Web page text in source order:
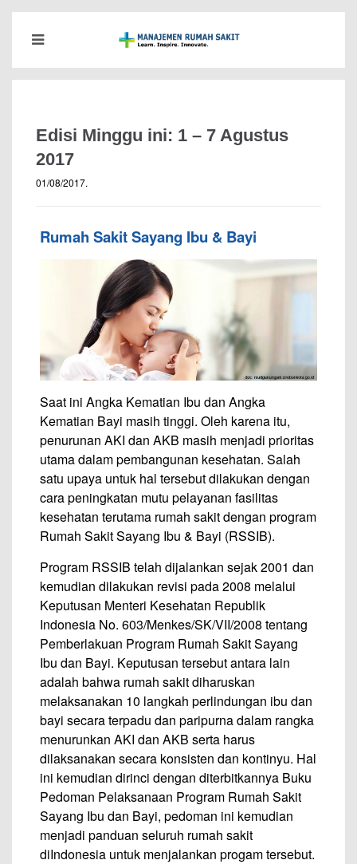
Edisi Minggu ini: 1 – 7 Agustus
2017
01/08/2017.
Rumah Sakit Sayang Ibu & Bayi
Saat ini Angka Kematian Ibu dan Angka
Kematian Bayi masih tinggi. Oleh karena itu,
penurunan AKI dan AKB masih menjadi prioritas
utama dalam pembangunan kesehatan. Salah
satu upaya untuk hal tersebut dilakukan dengan
cara peningkatan mutu pelayanan fasilitas
kesehatan terutama rumah sakit dengan program
Rumah Sakit Sayang Ibu & Bayi (RSSIB).
Program RSSIB telah dijalankan sejak 2001 dan
kemudian dilakukan revisi pada 2008 melalui
Keputusan Menteri Kesehatan Republik
Indonesia No. 603/Menkes/SK/VII/2008 tentang
Pemberlakuan Program Rumah Sakit Sayang
Ibu dan Bayi. Keputusan tersebut antara lain
adalah bahwa rumah sakit diharuskan
melaksanakan 10 langkah perlindungan ibu dan
bayi secara terpadu dan paripurna dalam rangka
menurunkan AKI dan AKB serta harus
dilaksanakan secara konsisten dan kontinyu. Hal
ini kemudian dirinci dengan diterbitkannya Buku
Pedoman Pelaksanaan Program Rumah Sakit
Sayang Ibu dan Bayi, pedoman ini kemudian
menjadi panduan seluruh rumah sakit
diIndonesia untuk menjalankan progam tersebut.